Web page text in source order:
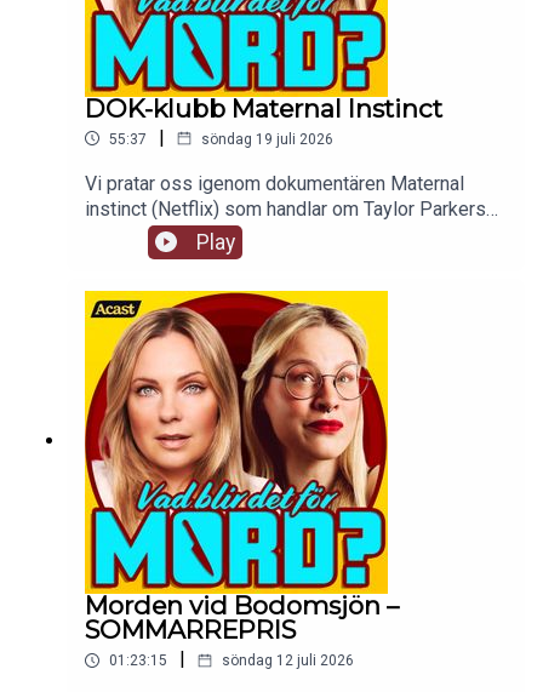
DOK-klubb Maternal Instinct
55:37 | söndag 19 juli 2026
Vi pratar oss igenom dokumentären Maternal
instinct (Netflix) som handlar om Taylor Parkers
liv och leverne, hon är verkligen lite sådär den
tjejen. tw: en hel jävla massa grejer
Play
Morden vid Bodomsjön –
SOMMARREPRIS
01:23:15 | söndag 12 juli 2026